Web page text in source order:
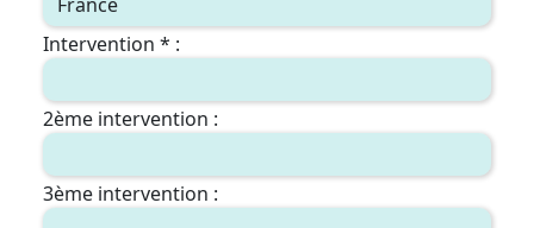
Intervention * :
2ème intervention :
3ème intervention :